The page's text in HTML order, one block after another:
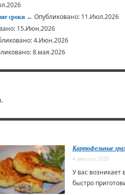
сроки ← Опубликовано: 11.Июл.2026
15.Июн.2026
4.Июн.2026
8.мая.2026
Картофельные
4 августа 2026
У вас возникает
быстро